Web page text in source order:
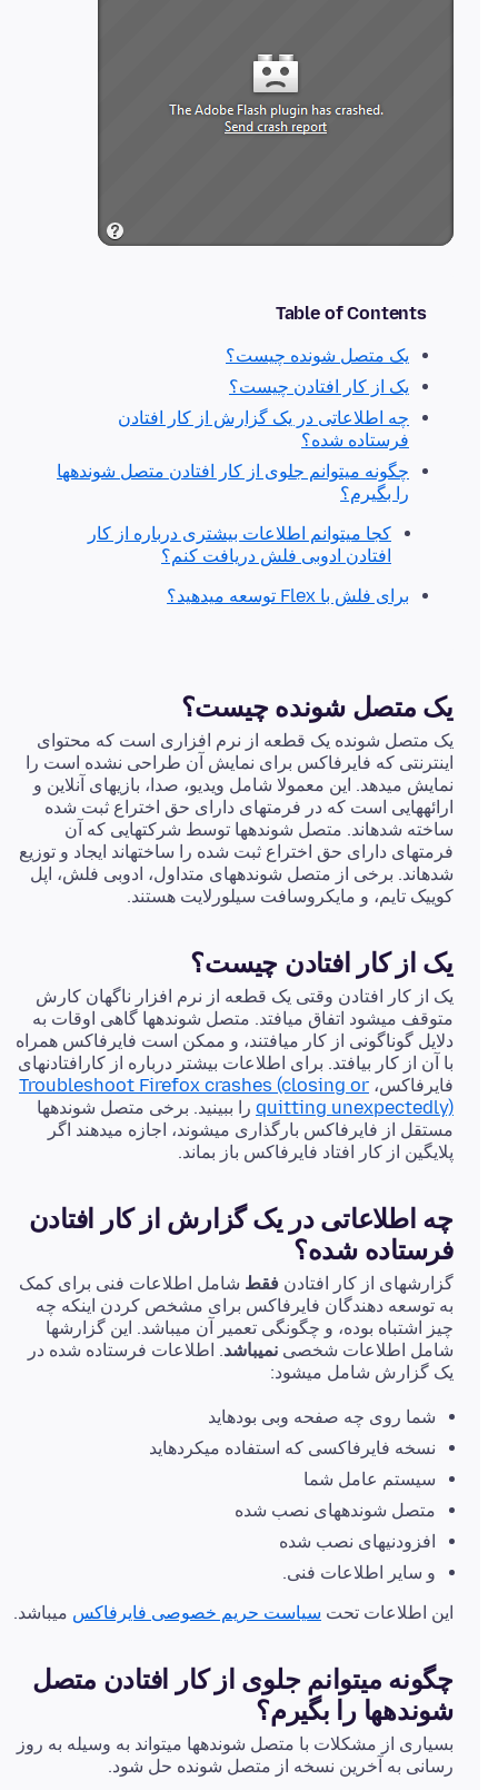
Table of Contents
یک متصل شونده چیست؟
یک از کار افتادن چیست؟
چه اطلاعاتی در یک گزارش از کار افتادن
فرستاده شده؟
چگونه میتوانم جلوی از کار افتادن متصل شوندهها
را بگیرم؟
کجا میتوانم اطلاعات بیشتری درباره از کار
افتادن ادوبی فلش دریافت کنم؟
برای فلش با Flex توسعه میدهید؟
یک متصل شونده چیست؟
یک متصل شونده یک قطعه از نرم افزاری است که محتوای
اینترنتی که فایرفاکس برای نمایش آن طراحی نشده است را
نمایش میدهد. این معمولا شامل ویدیو، صدا، بازیهای آنلاین و
ارائههایی است که در فرمتهای دارای حق اختراع ثبت شده
ساخته شدهاند. متصل شوندهها توسط شرکتهایی که آن
فرمتهای دارای حق اختراع ثبت شده را ساختهاند ایجاد و توزیع
شدهاند. برخی از متصل شوندههای متداول، ادوبی فلش، اپل
کوییک تایم، و مایکروسافت سیلورلایت هستند.
یک از کار افتادن چیست؟
یک از کار افتادن وقتی یک قطعه از نرم افزار ناگهان کارش
متوقف میشود اتفاق میافتد. متصل شوندهها گاهی اوقات به
دلایل گوناگونی از کار میافتند، و ممکن است فایرفاکس همراه
با آن از کار بیافتد. برای اطلاعات بیشتر درباره از کارافتادنهای
فایرفاکس، Troubleshoot Firefox crashes (closing or
quitting unexpectedly) را ببینید. برخی متصل شوندهها
مستقل از فایرفاکس بارگذاری میشوند، اجازه میدهند اگر
پلایگین از کار افتاد فایرفاکس باز بماند.
چه اطلاعاتی در یک گزارش از کار افتادن
فرستاده شده؟
گزارشهای از کار افتادن فقط شامل اطلاعات فنی برای کمک
به توسعه دهندگان فایرفاکس برای مشخص کردن اینکه چه
چیز اشتباه بوده، و چگونگی تعمیر آن میباشد. این گزارشها
شامل اطلاعات شخصی نمیباشد. اطلاعات فرستاده شده در
یک گزارش شامل میشود:
شما روی چه صفحه وبی بودهاید
نسخه فایرفاکسی که استفاده میکردهاید
سیستم عامل شما
متصل شوندههای نصب شده
افزودنیهای نصب شده
و سایر اطلاعات فنی.
این اطلاعات تحت سیاست حریم خصوصی فایرفاکس میباشد.
چگونه میتوانم جلوی از کار افتادن متصل
شوندهها را بگیرم؟
بسیاری از مشکلات با متصل شوندهها میتواند به وسیله به روز
رسانی به آخرین نسخه از متصل شونده حل شود.